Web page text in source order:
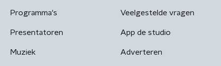
Programma's
Presentatoren
Muziek
Veelgestelde vragen
App de studio
Adverteren